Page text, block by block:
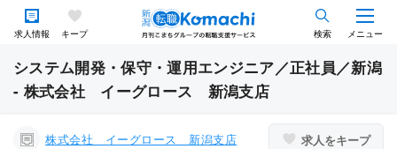
求人情報 キープ 検索 メニュー
システム開発・保守・運用エンジニア／正社員／新潟
- 株式会社 イーグロース 新潟支店
株式会社 イーグロース 新潟支店 求人をキープ